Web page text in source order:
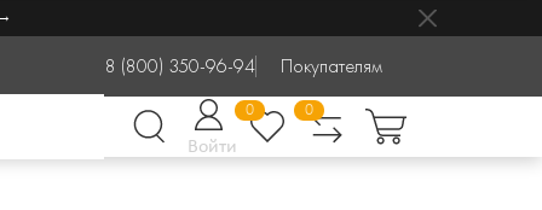
8 (800) 350-96-94 Покупателям
Войти
0 0